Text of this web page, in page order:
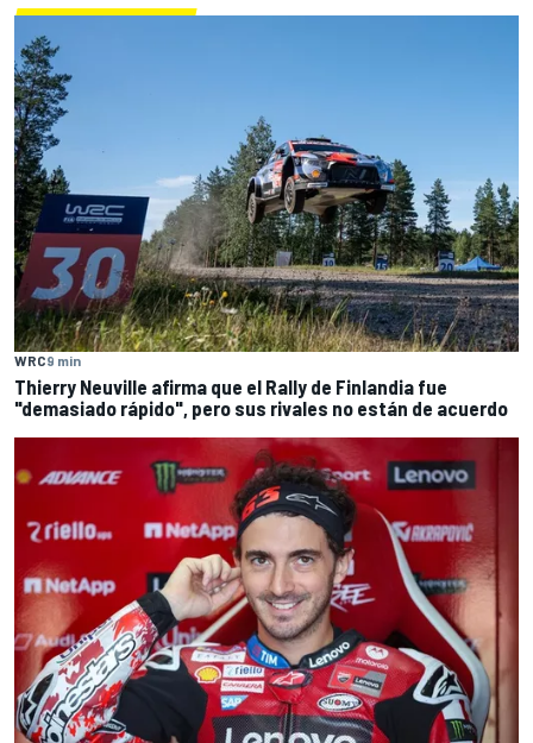
WRC9 min
Thierry Neuville afirma que el Rally de Finlandia fue
"demasiado rápido", pero sus rivales no están de acuerdo